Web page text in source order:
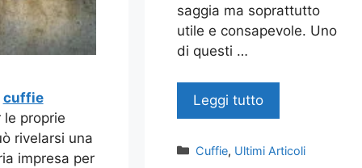
cuffie
proprie
rivelarsi una
impresa per
saggia ma soprattutto
utile e consapevole. Uno
di questi …
Leggi tutto
Categorie
Cuffie, Ultimi Articoli